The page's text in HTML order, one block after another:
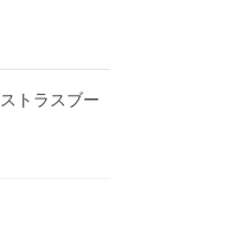
トラスブー